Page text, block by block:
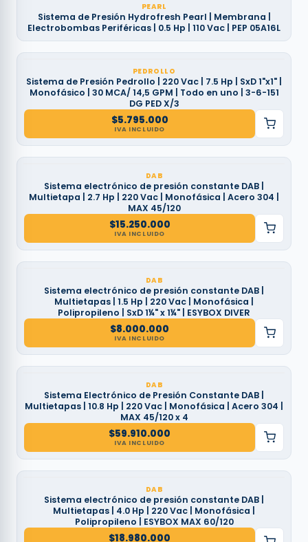
PEARL
Sistema de Presión Hydrofresh Pearl | Membrana |
Electrobombas Periféricas | 0.5 Hp | 110 Vac | PEP 05A16L
PEDROLLO
Sistema de Presión Pedrollo | 220 Vac | 7.5 Hp | SxD 1"x1" |
Monofásico | 30 MCA/ 14,5 GPM | Todo en uno | 3-6-151
DG PED X/3
$5.795.000
IVA INCLUIDO
DAB
Sistema electrónico de presión constante DAB |
Multietapa | 2.7 Hp | 220 Vac | Monofásica | Acero 304 |
MAX 45/120
$15.250.000
IVA INCLUIDO
DAB
Sistema electrónico de presión constante DAB |
Multietapas | 1.5 Hp | 220 Vac | Monofásica |
Polipropileno | SxD 1¼" x 1¼" | ESYBOX DIVER
$8.000.000
IVA INCLUIDO
DAB
Sistema Electrónico de Presión Constante DAB |
Multietapas | 10.8 Hp | 220 Vac | Monofásica | Acero 304 |
MAX 45/120 x 4
$59.910.000
IVA INCLUIDO
DAB
Sistema electrónico de presión constante DAB |
Multietapas | 4.0 Hp | 220 Vac | Monofásica |
Polipropileno | ESYBOX MAX 60/120
$18.980.000